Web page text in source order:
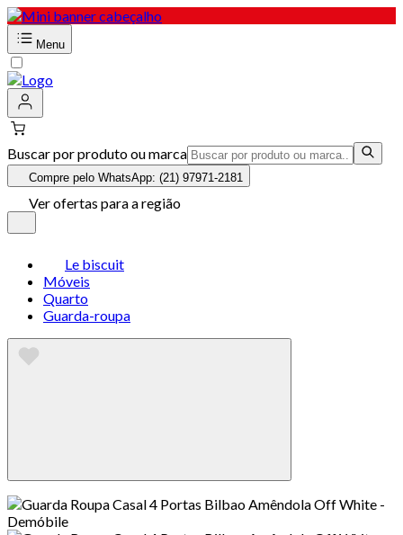
Menu
Buscar por produto ou marca
Compre pelo WhatsApp: (21) 97971-2181
Ver ofertas para a região
Le biscuit
Móveis
Quarto
Guarda-roupa